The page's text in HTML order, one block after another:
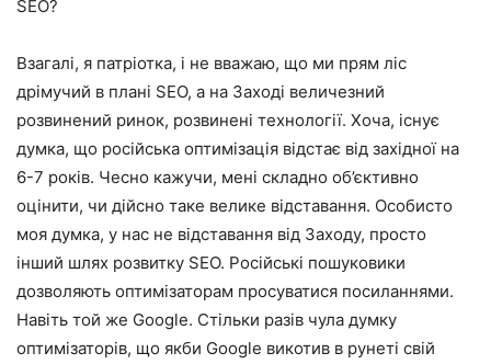
SEO?
Взагалі, я патріотка, і не вважаю, що ми прям ліс
дрімучий в плані SEO, а на Заході величезний
розвинений ринок, розвинені технології. Хоча, існує
думка, що російська оптимізація відстає від західної на
6-7 років. Чесно кажучи, мені складно об’єктивно
оцінити, чи дійсно таке велике відставання. Особисто
моя думка, у нас не відставання від Заходу, просто
інший шлях розвитку SEO. Російські пошуковики
дозволяють оптимізаторам просуватися посиланнями.
Навіть той же Google. Стільки разів чула думку
оптимізаторів, що якби Google викотив в рунеті свій